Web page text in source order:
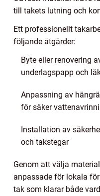
till takets lutning och
Ett professionellt
följande åtgärder:
Byte eller renovering
underlagspapp och
Anpassning av
för säker
Installation av
och takstegar
Genom att välja
anpassade för lokala
tak som klarar både